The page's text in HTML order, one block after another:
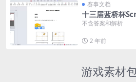
赛事文档
十三届蓝桥杯
不含答案和解析
2 年前
游戏素材